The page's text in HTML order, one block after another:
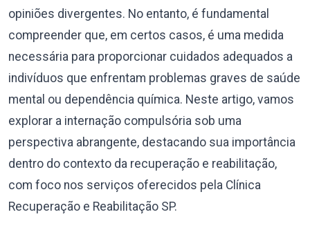
opiniões divergentes. No entanto, é fundamental
compreender que, em certos casos, é uma medida
necessária para proporcionar cuidados adequados a
indivíduos que enfrentam problemas graves de saúde
mental ou dependência química. Neste artigo, vamos
explorar a internação compulsória sob uma
perspectiva abrangente, destacando sua importância
dentro do contexto da recuperação e reabilitação,
com foco nos serviços oferecidos pela Clínica
Recuperação e Reabilitação SP.